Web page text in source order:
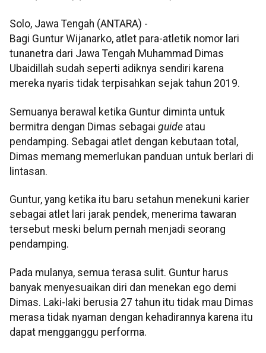
Solo, Jawa Tengah (ANTARA) -
Bagi Guntur Wijanarko, atlet para-atletik nomor lari
tunanetra dari Jawa Tengah Muhammad Dimas
Ubaidillah sudah seperti adiknya sendiri karena
mereka nyaris tidak terpisahkan sejak tahun 2019.
Semuanya berawal ketika Guntur diminta untuk
bermitra dengan Dimas sebagai guide atau
pendamping. Sebagai atlet dengan kebutaan total,
Dimas memang memerlukan panduan untuk berlari di
lintasan.
Guntur, yang ketika itu baru setahun menekuni karier
sebagai atlet lari jarak pendek, menerima tawaran
tersebut meski belum pernah menjadi seorang
pendamping.
Pada mulanya, semua terasa sulit. Guntur harus
banyak menyesuaikan diri dan menekan ego demi
Dimas. Laki-laki berusia 27 tahun itu tidak mau Dimas
merasa tidak nyaman dengan kehadirannya karena itu
dapat mengganggu performa.